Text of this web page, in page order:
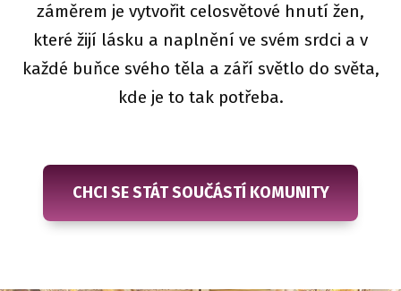
záměrem je vytvořit celosvětové hnutí žen,
které žijí lásku a naplnění ve svém srdci a v
každé buňce svého těla a září světlo do světa,
kde je to tak potřeba.
CHCI SE STÁT SOUČÁSTÍ KOMUNITY